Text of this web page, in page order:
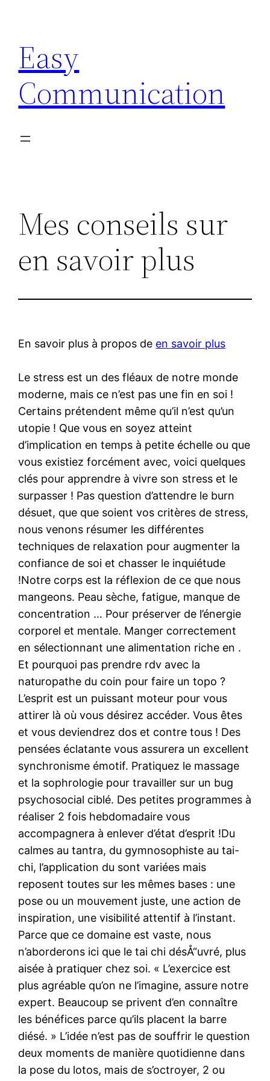
contenu
Easy
Communication
Mes conseils sur
en savoir plus
En savoir plus à propos de en savoir plus
Le stress est un des fléaux de notre monde
moderne, mais ce n’est pas une fin en soi !
Certains prétendent même qu’il n’est qu’un
utopie ! Que vous en soyez atteint
d’implication en temps à petite échelle ou que
vous existiez forcément avec, voici quelques
clés pour apprendre à vivre son stress et le
surpasser ! Pas question d’attendre le burn
désuet, que que soient vos critères de stress,
nous venons résumer les différentes
techniques de relaxation pour augmenter la
confiance de soi et chasser le inquiétude
!Notre corps est la réflexion de ce que nous
mangeons. Peau sèche, fatigue, manque de
concentration … Pour préserver de l’énergie
corporel et mentale. Manger correctement
en sélectionnant une alimentation riche en .
Et pourquoi pas prendre rdv avec la
naturopathe du coin pour faire un topo ?
L’esprit est un puissant moteur pour vous
attirer là où vous désirez accéder. Vous êtes
et vous deviendrez dos et contre tous ! Des
pensées éclatante vous assurera un excellent
synchronisme émotif. Pratiquez le massage
et la sophrologie pour travailler sur un bug
psychosocial ciblé. Des petites programmes à
réaliser 2 fois hebdomadaire vous
accompagnera à enlever d’état d’esprit !Du
calmes au tantra, du gymnosophiste au tai-
chi, l’application du sont variées mais
reposent toutes sur les mêmes bases : une
pose ou un mouvement juste, une action de
inspiration, une visibilité attentif à l’instant.
Parce que ce domaine est vaste, nous
n’aborderons ici que le tai chi désÅ“uvré, plus
aisée à pratiquer chez soi. « L’exercice est
plus agréable qu’on ne l’imagine, assure notre
expert. Beaucoup se privent d’en connaître
les bénéfices parce qu’ils placent la barre
diésé. » L’idée n’est pas de souffrir le question
deux moments de manière quotidienne dans
la pose du lotos, mais de s’octroyer, 2 ou